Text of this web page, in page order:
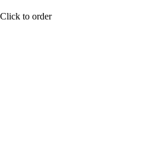
Click to order